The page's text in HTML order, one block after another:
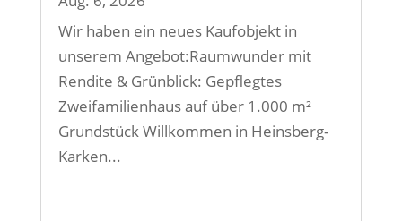
Wir haben ein neues Kaufobjekt in
unserem Angebot:Raumwunder mit
Rendite & Grünblick: Gepflegtes
Zweifamilienhaus auf über 1.000 m²
Grundstück Willkommen in Heinsberg-
Karken...